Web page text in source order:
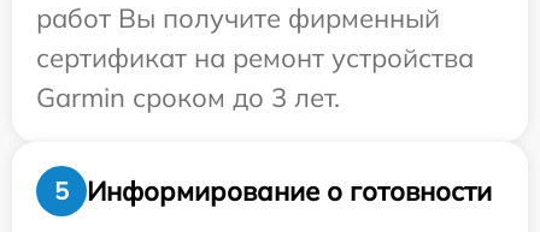
работ Вы получите фирменный
сертификат на ремонт устройства
Garmin сроком до 3 лет.
5
Информирование о готовности